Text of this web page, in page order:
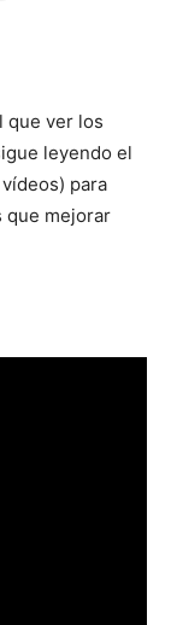
que ver los
leyendo el
para
que mejorar